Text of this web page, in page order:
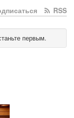
RSS
первым.